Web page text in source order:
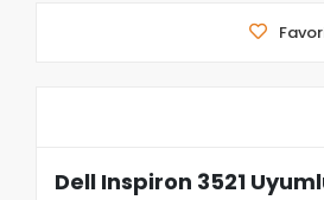
Dell Inspiron 3521